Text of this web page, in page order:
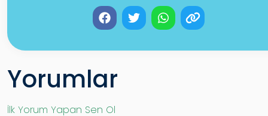
Yorumlar
İlk Yorum Yapan Sen Ol